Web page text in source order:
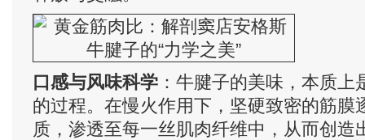
口感与风味科学 ：牛腱子的美味，本质上
的过程。在慢火作用下，坚硬致密的筋膜
质，渗透至每一丝肌肉纤维中，从而创造